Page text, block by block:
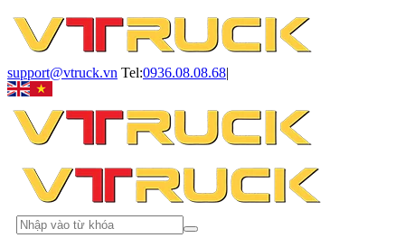
support@vtruck.vn Tel:0936.08.08.68|